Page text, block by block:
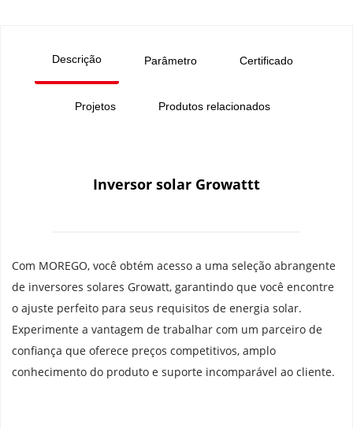
Descrição Parâmetro Certificado
Projetos Produtos relacionados
Inversor solar Growattt
Com MOREGO, você obtém acesso a uma seleção abrangente
de inversores solares Growatt, garantindo que você encontre
o ajuste perfeito para seus requisitos de energia solar.
Experimente a vantagem de trabalhar com um parceiro de
confiança que oferece preços competitivos, amplo
conhecimento do produto e suporte incomparável ao cliente.